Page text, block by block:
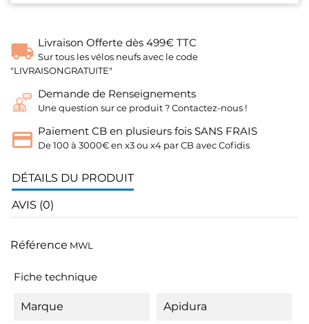
Livraison Offerte dès 499€ TTC
Sur tous les vélos neufs avec le code
"LIVRAISONGRATUITE"
Demande de Renseignements
Une question sur ce produit ? Contactez-nous !
Paiement CB en plusieurs fois SANS FRAIS
De 100 à 3000€ en x3 ou x4 par CB avec Cofidis
DÉTAILS DU PRODUIT
AVIS (0)
Référence MWL
Fiche technique
Marque Apidura